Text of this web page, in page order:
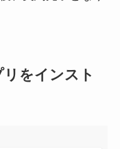
をインスト